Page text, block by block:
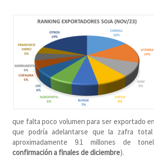
que falta poco volumen para ser exportado
que podría adelantarse que la zafra
aproximadamente 9.1 millones de
confirmación a finales de diciembre).